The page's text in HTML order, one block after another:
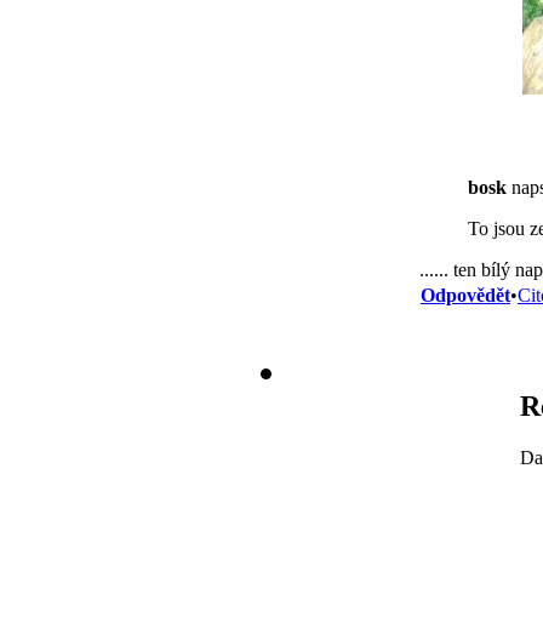
bosk
To jsou
...... ten bílý
Odpovědět•